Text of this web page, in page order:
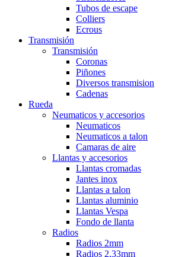
Tubos de escape
Colliers
Ecrous
Transmisión
Transmisión
Coronas
Piñones
Diversos transmision
Cadenas
Rueda
Neumaticos y accesorios
Neumaticos
Neumaticos a talon
Camaras de aire
Llantas y accesorios
Llantas cromadas
Jantes inox
Llantas a talon
Llantas aluminio
Llantas Vespa
Fondo de llanta
Radios
Radios 2mm
Radios 2,33mm